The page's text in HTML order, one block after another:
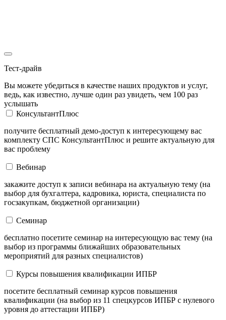
Тест-драйв
Вы можете убедиться в качестве наших продуктов и услуг,
ведь, как известно, лучше один раз увидеть, чем 100 раз
услышать
КонсультантПлюс
получите бесплатный демо-доступ к интересующему вас
комплекту СПС КонсультантПлюс и решите актуальную для
вас проблему
Вебинар
закажите доступ к записи вебинара на актуальную тему (на
выбор для бухгалтера, кадровика, юриста, специалиста по
госзакупкам, бюджетной организации)
Семинар
бесплатно посетите семинар на интересующую вас тему (на
выбор из программы ближайших образовательных
мероприятий для разных специалистов)
Курсы повышения квалификации ИПБР
посетите бесплатный семинар курсов повышения
квалификации (на выбор из 11 спецкурсов ИПБР с нулевого
уровня до аттестации ИПБР)